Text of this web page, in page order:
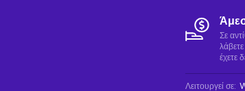
Σε
έχετε
Λειτουργεί σε: